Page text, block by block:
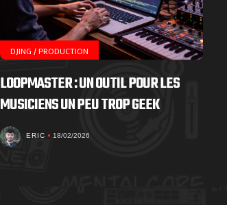
DJING / PRODUCTION
LOOPMASTER : UN OUTIL POUR LES
MUSICIENS UN PEU TROP GEEK
ERIC 18/02/2026